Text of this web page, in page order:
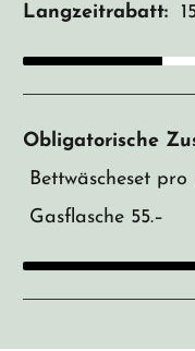
Langzeitrabatt:
Obligatorische
Bettwäscheset pro
Gasflasche 55.–